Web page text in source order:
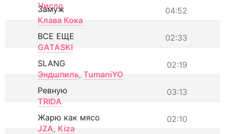
Число
04:52
Замуж
Клава Кока
02:33
ВСЕ ЕЩЕ
GATASKI
02:19
SLANG
Эндшпиль, TumaniYO
03:13
Ревную
TRIDA
02:10
Жарю как мясо
JZA, Kiza